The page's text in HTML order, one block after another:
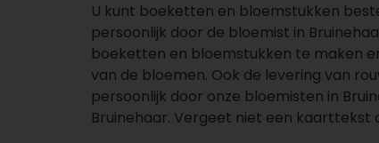
U kunt boeketten en bloemstukken
persoonlijk door de bloemist in
boeketten en bloemstukken te maken
van de bloemen. Ook de levering van
persoonlijk door onze bloemisten in
Bruinehaar. Vergeet niet een